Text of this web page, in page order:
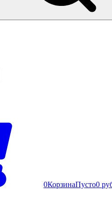
0КорзинаПусто0